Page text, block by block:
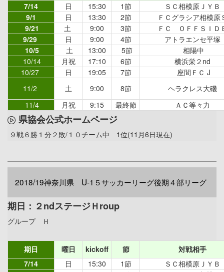
7/14
日 15:30 1節
ＳＣ相模原ＪＹＢ
9/1
日 13:30 2節
ＦＣグラシア相模原
9/21
土 9:00 3節
ＦＣ ＯＦＦＳＩＤ
9/29
日 9:00 4節
アトラエンセ平塚
10/5
土 13:00 5節
相陽中
10/14
月祝 17:10 6節
横浜栄２nd
10/27
日 19:05 7節
座間ＦＣ J
11/2
土 9:00 8節
ヘラクレス大磯
11/4
月祝 9:15 最終節 ＡＣ等々力
県協会公式ホームページ
９戦６勝１分２敗/１０チーム中 1位(11月6日現在)
2018/19神奈川県 U-1５サッカーリーグ後期４部リーグ
期日：２ndステージＨroup
グループ Ｈ
期日 曜日 kickoff 節
対戦相手
7/14
日 15:30 1節
ＳＣ相模原ＪＹＢ